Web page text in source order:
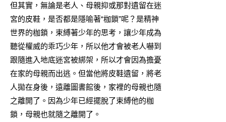
但其實，無論是老人、母親抑或那對遺留在迷
宮的皮鞋，是否都是隱喻著“枷鎖”呢？是精神
世界的枷鎖，束縛著少年的思考，讓少年成為
聽從權威的乖巧少年，所以他才會被老人嚇到
跟隨進入地底迷宮被綁架，所以才會因為擔憂
在家的母親而出逃。但當他將皮鞋遺留，將老
人拋在身後，遠離圖書館後，家裡的母親也隨
之離開了。因為少年已經擺脫了束縛他的枷
鎖，母親也就隨之離開了。